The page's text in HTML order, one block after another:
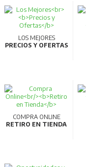
LOS MEJORES
PRECIOS Y OFERTAS
COMPRA ONLINE
RETIRO EN TIENDA